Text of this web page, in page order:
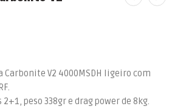
Carbonite V2 4000MSDH ligeiro com
peso 338gr e drag power de 8kg.